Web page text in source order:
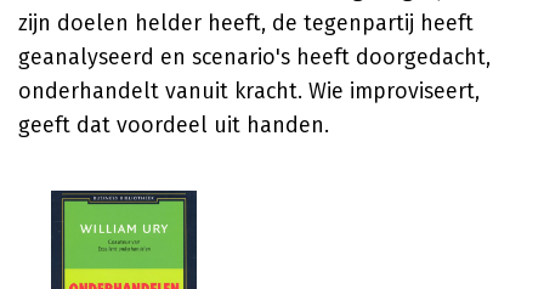
zijn doelen helder heeft, de tegenpartij heeft
geanalyseerd en scenario's heeft doorgedacht,
onderhandelt vanuit kracht. Wie improviseert,
geeft dat voordeel uit handen.